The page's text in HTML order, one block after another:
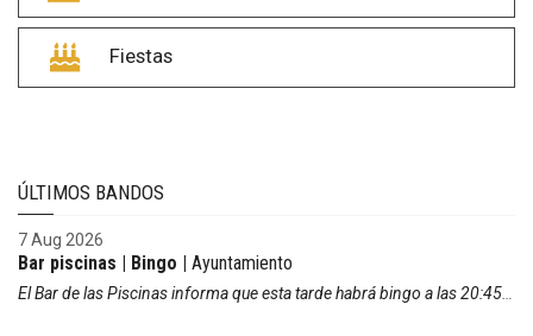
Fiestas
ÚLTIMOS BANDOS
7 Aug 2026
Bar piscinas | Bingo | Ayuntamiento
El Bar de las Piscinas informa que esta tarde habrá bingo a las 20:45h. A partir de las 19:00h se regalarán cartones de bingo con cada consumición.